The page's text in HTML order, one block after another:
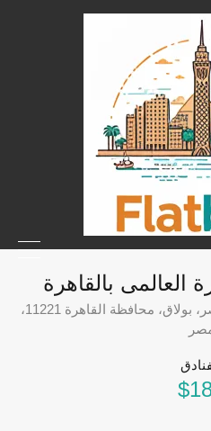
العالمى بالقاهرة
1191 كورنيش النيل، سوق العصر، بولاق، محافظة القاهرة 11221،